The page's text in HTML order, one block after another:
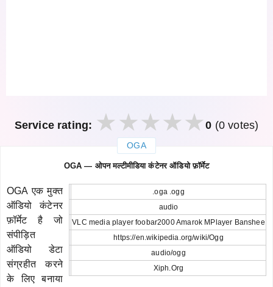
Service rating: 0 (0 votes)
OGA
OGA — ओपन मल्टीमीडिया कंटेनर ऑडियो फ़ॉर्मेट
.oga .ogg
audio
VLC media player foobar2000 Amarok MPlayer Banshee
https://en.wikipedia.org/wiki/Ogg
audio/ogg
Xiph.Org
OGA एक मुक्त
ऑडियो कंटेनर
फ़ॉर्मेट है जो
संपीड़ित
ऑडियो डेटा
संग्रहीत करने
के लिए बनाया